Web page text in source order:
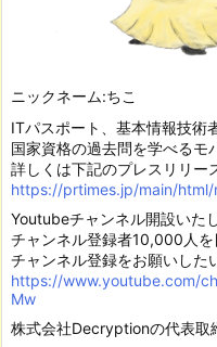
ニックネーム:ちこ
ITパスポート、基本情報技術
国家資格の過去問を学べるモ
詳しくは下記のプレスリリー
https://prtimes.jp/main/
Youtubeチャンネル開設いた
チャンネル登録者10,000人
チャンネル登録をお願いした
https://www.youtube.com/
Mw
株式会社Decryptionの代表取